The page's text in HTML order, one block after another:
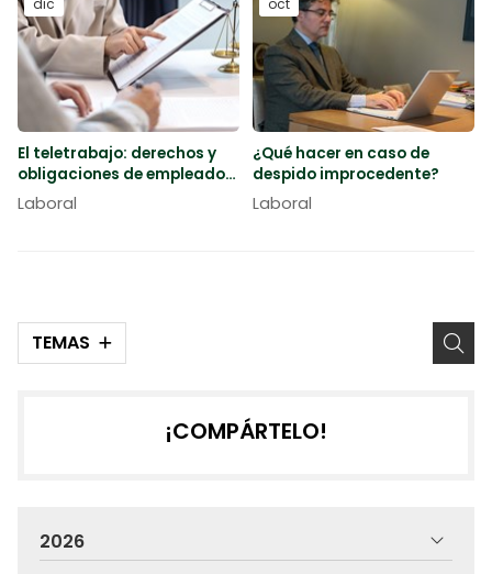
TEMAS
El teletrabajo: derechos y
obligaciones de empleados
y empresas
Laboral
¿Qué hacer en caso de
despido improcedente?
Laboral
¡COMPÁRTELO!
2026